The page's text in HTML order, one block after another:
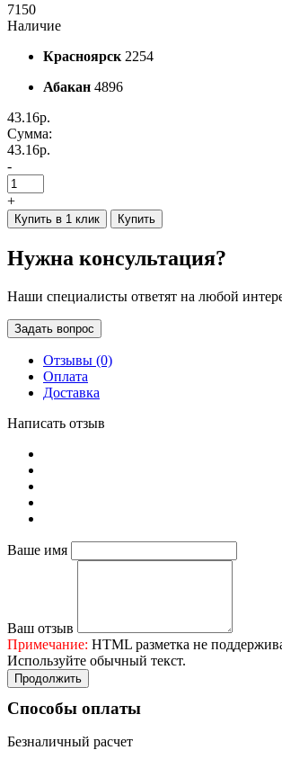
7150
Наличие
Красноярск 2254
Абакан 4896
43.16р.
Сумма:
43.16р.
-
+
Купить в 1 клик Купить
Нужна консультация?
Наши специалисты ответят на любой
Задать вопрос
Отзывы (0)
Оплата
Доставка
Написать отзыв
Ваше имя
Ваш отзыв
Примечание: HTML разметка не
Используйте обычный текст.
Продолжить
Способы оплаты
Безналичный расчет